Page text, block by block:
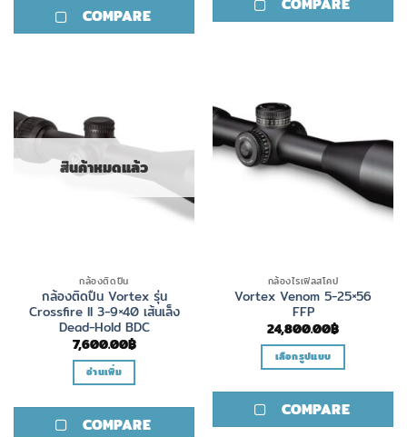
has
may
be
chosen
on
COMPARE
สินค้าหมดแล้ว
กล้องติดปืน
กล้องติดปืน Vortex รุ่น
Crossfire II 3-9×40 เส้นเล็ง
Dead-Hold BDC
7,600.00฿
อ่านเพิ่ม
COMPARE
กล้องไรเฟิลสโคป
Vortex Venom 5-25×56
FFP
24,800.00฿
เลือกรูปแบบ
product
has
COMPARE